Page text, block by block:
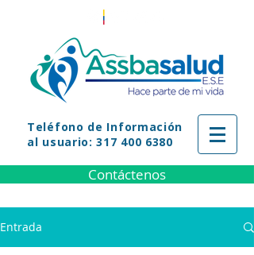
Teléfono de Información
al usuario: 317 400 6380
Contáctenos
Entrada